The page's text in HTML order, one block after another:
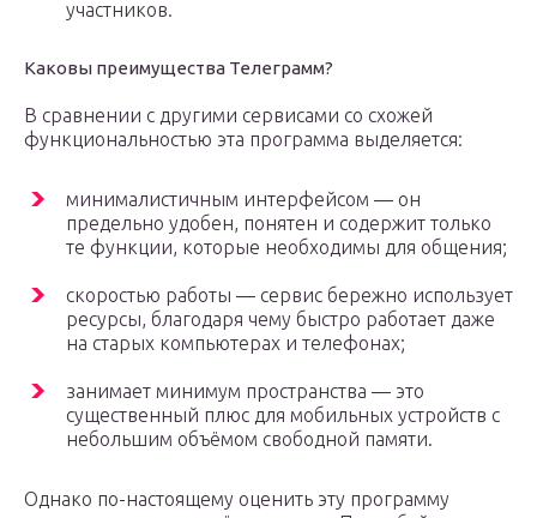
участников.
Каковы преимущества Телеграмм?
В сравнении с другими сервисами со схожей
функциональностью эта программа выделяется:
минималистичным интерфейсом — он
предельно удобен, понятен и содержит только
те функции, которые необходимы для общения;
скоростью работы — сервис бережно использует
ресурсы, благодаря чему быстро работает даже
на старых компьютерах и телефонах;
занимает минимум пространства — это
существенный плюс для мобильных устройств с
небольшим объёмом свободной памяти.
Однако по-настоящему оценить эту программу